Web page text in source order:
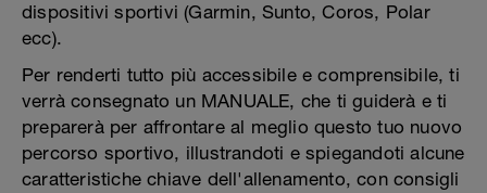
dispositivi sportivi (Garmin, Sunto, Coros, Polar
ecc).
Per renderti tutto più accessibile e comprensibile, ti
verrà consegnato un MANUALE, che ti guiderà e ti
preparerà per affrontare al meglio questo tuo nuovo
percorso sportivo, illustrandoti e spiegandoti alcune
caratteristiche chiave dell'allenamento, con consigli